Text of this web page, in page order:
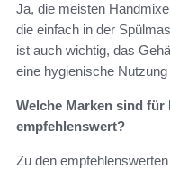
Ja, die meisten
die einfach in der
ist auch wichtig, das
eine hygienische
Welche Marken sind
empfehlenswert?
Zu den